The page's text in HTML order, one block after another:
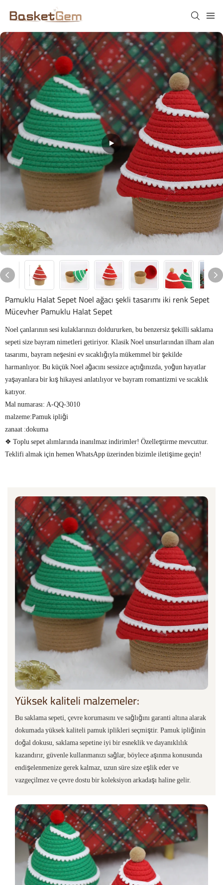
Pamuklu Halat Sepet Noel ağacı şekli tasarımı iki renk Sepet
Mücevher Pamuklu Halat Sepet
Noel çanlarının sesi kulaklarınızı doldururken, bu benzersiz şekilli saklama
sepeti size bayram nimetleri getiriyor. Klasik Noel unsurlarından ilham alan
tasarımı, bayram neşesini ev sıcaklığıyla mükemmel bir şekilde
harmanlıyor. Bu küçük Noel ağacını sessizce açtığınızda, yoğun hayatlar
yaşayanlara bir kış hikayesi anlatılıyor ve bayram romantizmi ve sıcaklık
katıyor.
Mal numarası: A-QQ-3010
malzeme:Pamuk ipliği
zanaat :dokuma
❖ Toplu sepet alımlarında inanılmaz indirimler! Özelleştirme mevcuttur.
Teklifi almak için hemen WhatsApp üzerinden bizimle iletişime geçin!
Yüksek kaliteli malzemeler:
Bu saklama sepeti, çevre korumasını ve sağlığını garanti altına alarak
dokumada yüksek kaliteli pamuk iplikleri seçmiştir. Pamuk ipliğinin
doğal dokusu, saklama sepetine iyi bir esneklik ve dayanıklılık
kazandırır, güvenle kullanmanızı sağlar, böylece aşınma konusunda
endişelenmenize gerek kalmaz, uzun süre size eşlik eder ve
vazgeçilmez ve çevre dostu bir koleksiyon arkadaşı haline gelir.